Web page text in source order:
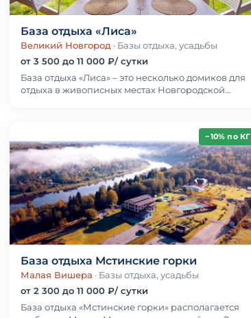
База отдыха «Лиса»
Великий Новгород · Базы отдыха, усадьбы
от 3 500 до 11 000 ₽/ сутки
База отдыха «Лиса» – это несколько домиков для
отдыха в живописных местах Новгородской
−10% по КГ
База отдыха Мстинские горки
Малая Вишера · Базы отдыха, усадьбы
от 2 300 до 11 000 ₽/ сутки
База отдыха «Мстинские горки» располагается